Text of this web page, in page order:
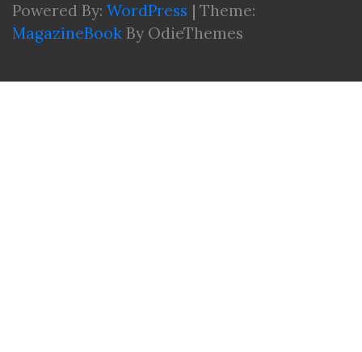
Powered By: WordPress | Theme:
MagazineBook By OdieThemes